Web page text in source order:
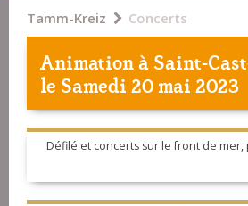
Tamm-Kreiz Concerts
Animation àSaint-
le Samedi 20 mai 2023
Défilé et concerts sur le front de mer,